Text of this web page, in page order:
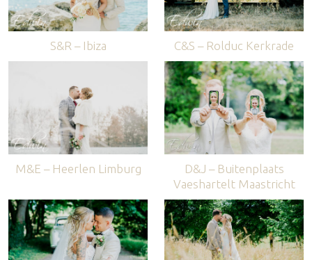
S&R – Ibiza C&S – Rolduc Kerkrade
M&E – Heerlen Limburg
D&J – Buitenplaats
Vaeshartelt Maastricht